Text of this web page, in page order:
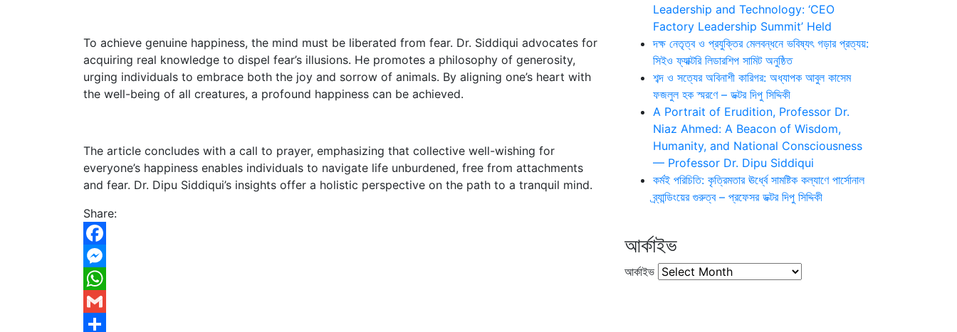
To achieve genuine happiness, the mind must be liberated from fear. Dr. Siddiqui advocates for
acquiring real knowledge to dispel fear’s illusions. He promotes a philosophy of generosity,
urging individuals to embrace both the joy and sorrow of animals. By aligning one’s heart with
the well-being of all creatures, a profound happiness can be achieved.
The article concludes with a call to prayer, emphasizing that collective well-wishing for
everyone’s happiness enables individuals to navigate life unburdened, free from attachments
and fear. Dr. Dipu Siddiqui’s insights offer a holistic perspective on the path to a tranquil mind.
Share:
Facebook
Messenger
WhatsApp
Gmail
Leadership and Technology: ‘CEO
Factory Leadership Summit’ Held
দক্ষ নেতৃত্ব ও প্রযুক্তির মেলবন্ধনে ভবিষ্যৎ গড়ার প্রত্যয়:
সিইও ফ্যাক্টরি লিডারশিপ সামিট অনুষ্ঠিত
শব্দ ও সত্যের অবিনাশী কারিগর: অধ্যাপক আবুল কাসেম
ফজলুল হক স্মরণে – ডক্টর দিপু সিদ্দিকী
A Portrait of Erudition, Professor Dr.
Niaz Ahmed: A Beacon of Wisdom,
Humanity, and National Consciousness
— Professor Dr. Dipu Siddiqui
কর্মই পরিচিতি: কৃত্রিমতার ঊর্ধ্বে সামষ্টিক কল্যাণে পার্সোনাল
ব্র্যান্ডিংয়ের গুরুত্ব – প্রফেসর ডক্টর দিপু সিদ্দিকী
আর্কাইভ
আর্কাইভ